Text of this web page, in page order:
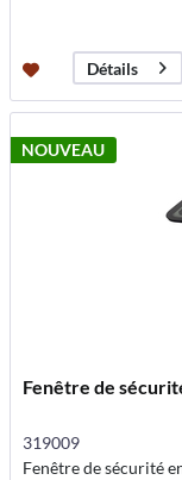
Détails
NOUVEAU
Fenêtre de
319009
Fenêtre de sécurité